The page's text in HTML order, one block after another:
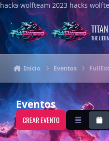
hacks wolfteam 2023 Saltar al
hacks
TITAN
THE
Inicio Eventos
Eventos
CREAR EVENTO